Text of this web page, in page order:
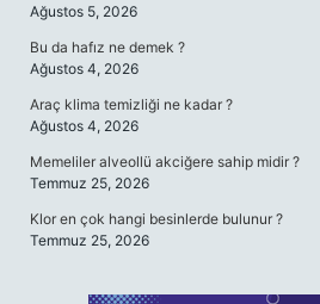
Ağustos 5, 2026
Bu da hafız ne demek ?
Ağustos 4, 2026
Araç klima temizliği ne kadar ?
Ağustos 4, 2026
Memeliler alveollü akciğere sahip midir ?
Temmuz 25, 2026
Klor en çok hangi besinlerde bulunur ?
Temmuz 25, 2026